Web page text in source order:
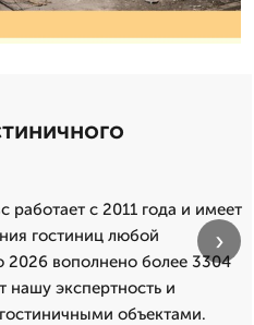
работает с 2011 года и имеет
гостиниц любой
2026 вополнено более 3304
нашу экспертность и
объектами.
›